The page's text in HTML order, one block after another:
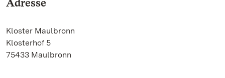
Kloster Maulbronn
Klosterhof 5
75433 Maulbronn